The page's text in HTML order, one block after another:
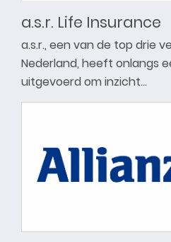
a.s.r. Life Insurance
a.s.r., een van de top drie
Nederland, heeft onlangs
uitgevoerd om inzicht…